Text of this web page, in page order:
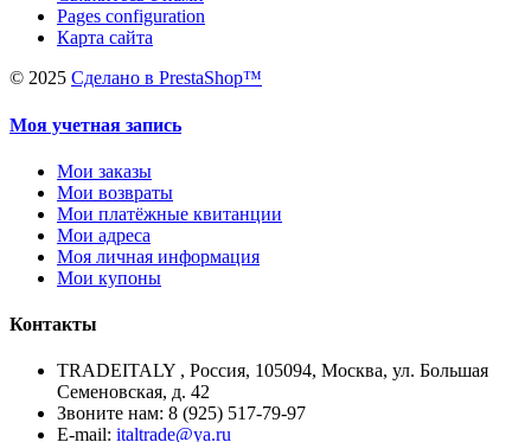
Pages configuration
Карта сайта
© 2025 Сделано в PrestaShop™
Моя учетная запись
Мои заказы
Мои возвраты
Мои платёжные квитанции
Мои адреса
Моя личная информация
Мои купоны
Контакты
TRADEITALY , Россия, 105094, Москва, ул. Большая
Семеновская, д. 42
Звоните нам: 8 (925) 517-79-97
E-mail: italtrade@ya.ru